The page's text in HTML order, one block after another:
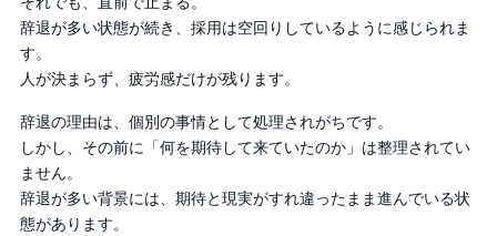
辞退が多い状態が続き、採用は空回りしているように感じられま
す。
人が決まらず、疲労感だけが残ります。
辞退の理由は、個別の事情として処理されがちです。
しかし、その前に「何を期待して来ていたのか」は整理されてい
ません。
辞退が多い背景には、期待と現実がすれ違ったまま進んでいる状
態があります。